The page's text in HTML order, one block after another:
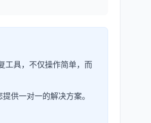
工具，不仅操作简单，而
供一对一的解决方案。